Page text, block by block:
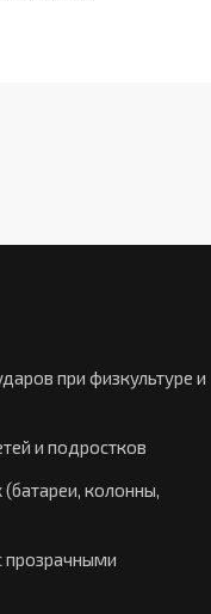
при физкультуре и
и подростков
колонны,
прозрачными